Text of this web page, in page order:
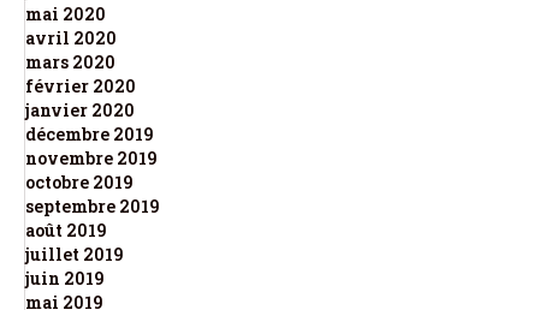
mai 2020
avril 2020
mars 2020
février 2020
janvier 2020
décembre 2019
novembre 2019
octobre 2019
septembre 2019
août 2019
juillet 2019
juin 2019
mai 2019